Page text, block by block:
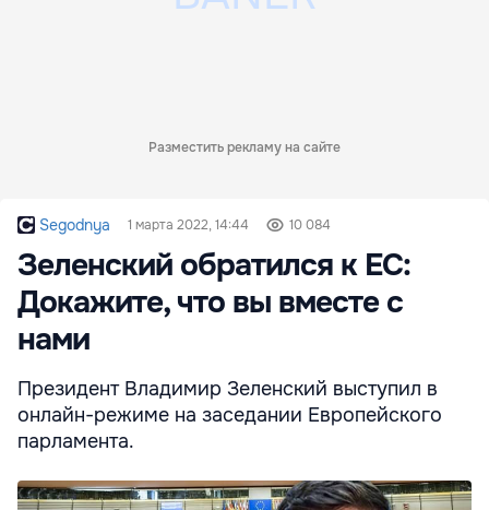
Разместить рекламу на сайте
Segodnya 1 марта 2022, 14:44 10 084
Зеленский обратился к ЕС:
Докажите, что вы вместе с
нами
Президент Владимир Зеленский выступил в
онлайн-режиме на заседании Европейского
парламента.